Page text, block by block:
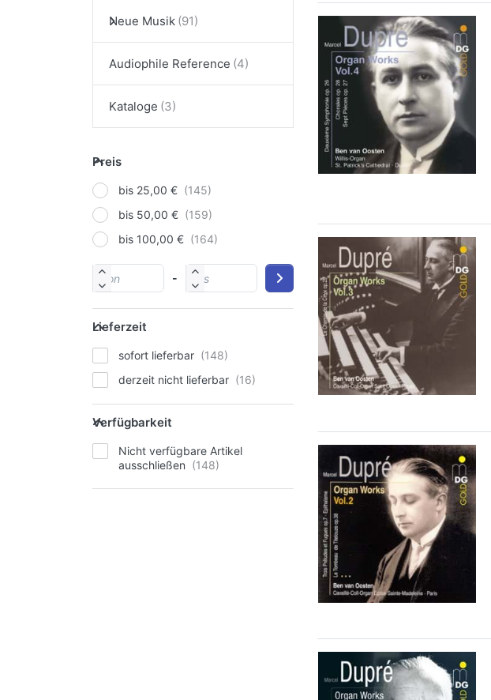
Neue Musik
Audiophile Reference
Kataloge
Preis
bis 25,00 €
bis 50,00 €
bis 100,00 €
-
Lieferzeit
sofort lieferbar
derzeit nicht lieferbar
Verfügbarkeit
Nicht verfügbare Artikel
ausschließen